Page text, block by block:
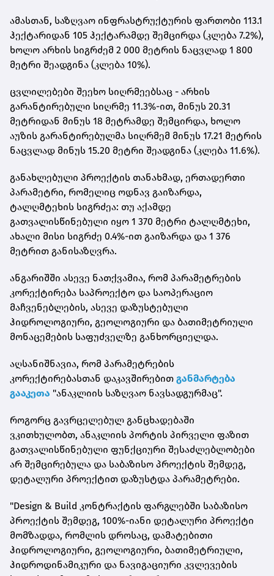
ამასთან, საზღვაო ინფრასტრუქტურის ფართობი 113.1
ჰექტარიდან 105 ჰექტარამდე შემცირდა (კლება 7.2%),
ხოლო არხის სიგრძემ 2 000 მეტრის ნაცვლად 1 800
მეტრი შეადგინა (კლება 10%).
ცვლილებები შეეხო სიღრმეებსაც - არხის
გარანტირებული სიღრმე 11.3%-ით, მინუს 20.31
მეტრიდან მინუს 18 მეტრამდე შემცირდა, ხოლო
აუზის გარანტირებულმა სიღრმემ მინუს 17.21 მეტრის
ნაცვლად მინუს 15.20 მეტრი შეადგინა (კლება 11.6%).
განახლებული პროექტის თანახმად, ერთადერთი
პარამეტრი, რომელიც ოდნავ გაიზარდა,
ტალღმტეხის სიგრძეა: თუ აქამდე
გათვალისწინებული იყო 1 370 მეტრი ტალღმტეხი,
ახალი მისი სიგრძე 0.4%-ით გაიზარდა და 1 376
მეტრით განისაზღვრა.
ანგარიშში ასევე ნათქვამია, რომ პარამეტრების
კორექტირება საპროექტო და საოპერაციო
მაჩვენებლების, ასევე დაზუსტებული
ჰიდროლოგიური, გეოლოგიური და ბათიმეტრიული
მონაცემების საფუძველზე განხორციელდა.
აღსანიშნავია, რომ პარამეტრების
კორექტირებასთან დაკავშირებით განმარტება
გააკეთა "ანაკლიის საზღვაო ნავსადგურმაც".
როგორც გავრცელებულ განცხადებაში
ვკითხულობთ, ანაკლიის პორტის პირველი ფაზით
გათვალისწინებული ფუნქციური შესაძლებლობები
არ შემცირებულა და საბაზისო პროექტის შემდეგ,
დეტალური პროექტით დაზუსტდა პარამეტრები.
"Design & Build კონტრაქტის ფარგლებში საბაზისო
პროექტის შემდეგ, 100%-იანი დეტალური პროექტი
მომზადდა, რომლის დროსაც, დამატებითი
ჰიდროლოგიური, გეოლოგიური, ბათიმეტრიული,
ჰიდროდინამიკური და ნავიგაციური კვლევების